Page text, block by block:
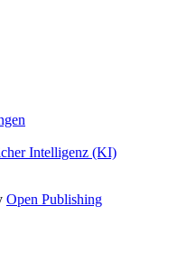
Intelligenz (KI)
Open Publishing